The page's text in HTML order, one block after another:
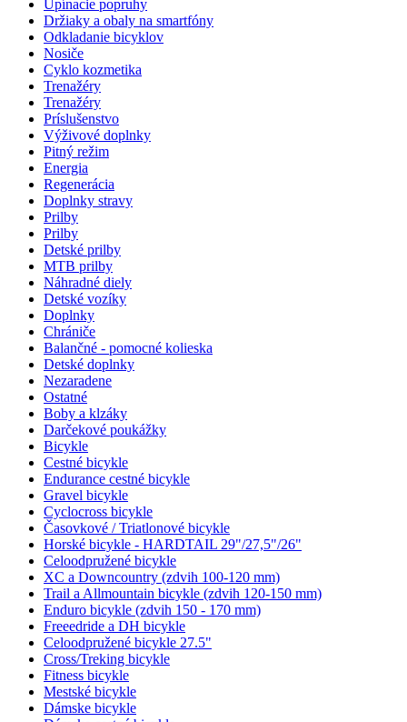
Upínacie popruhy
Držiaky a obaly na smartfóny
Odkladanie bicyklov
Nosiče
Cyklo kozmetika
Trenažéry
Trenažéry
Príslušenstvo
Výživové doplnky
Pitný režim
Energia
Regenerácia
Doplnky stravy
Prilby
Prilby
Detské prilby
MTB prilby
Náhradné diely
Detské vozíky
Doplnky
Chrániče
Balančné - pomocné kolieska
Detské doplnky
Nezaradene
Ostatné
Boby a klzáky
Darčekové poukážky
Bicykle
Cestné bicykle
Endurance cestné bicykle
Gravel bicykle
Cyclocross bicykle
Časovkové / Triatlonové bicykle
Horské bicykle - HARDTAIL 29"/27,5"/26"
Celoodpružené bicykle
XC a Downcountry (zdvih 100-120 mm)
Trail a Allmountain bicykle (zdvih 120-150 mm)
Enduro bicykle (zdvih 150 - 170 mm)
Freeedride a DH bicykle
Celoodpružené bicykle 27.5"
Cross/Treking bicykle
Fitness bicykle
Mestské bicykle
Dámske bicykle